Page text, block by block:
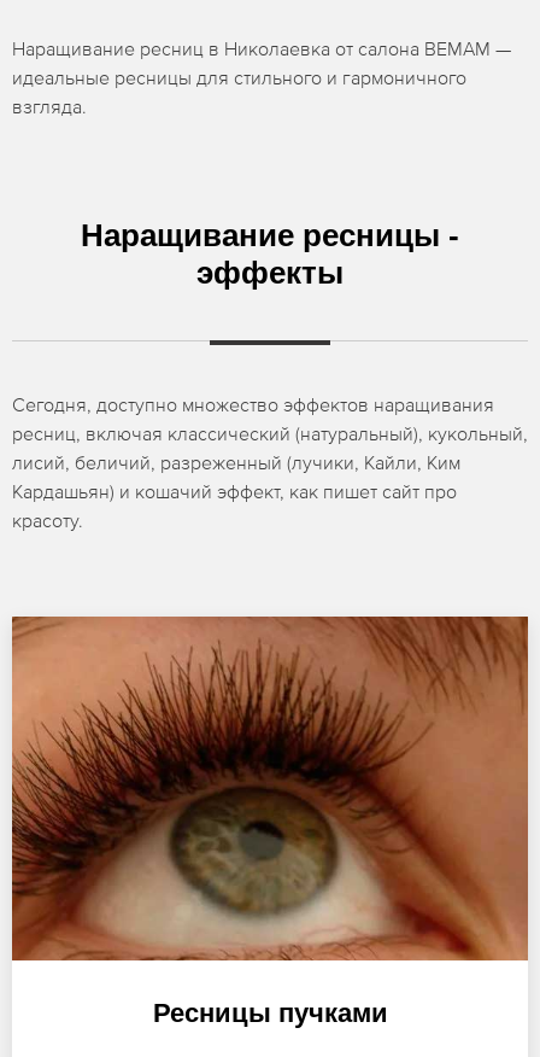
Наращивание ресниц в Николаевка от салона BEMAM —
идеальные ресницы для стильного и гармоничного
взгляда.
Наращивание ресницы -
эффекты
Сегодня, доступно множество эффектов наращивания
ресниц, включая классический (натуральный), кукольный,
лисий, беличий, разреженный (лучики, Кайли, Ким
Кардашьян) и кошачий эффект, как пишет сайт про
красоту.
Ресницы пучками